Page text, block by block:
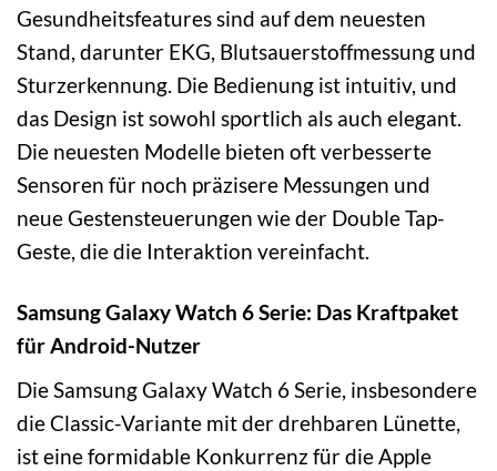
Gesundheitsfeatures sind auf dem neuesten
Stand, darunter EKG, Blutsauerstoffmessung und
Sturzerkennung. Die Bedienung ist intuitiv, und
das Design ist sowohl sportlich als auch elegant.
Die neuesten Modelle bieten oft verbesserte
Sensoren für noch präzisere Messungen und
neue Gestensteuerungen wie der Double Tap-
Geste, die die Interaktion vereinfacht.
Samsung Galaxy Watch 6 Serie: Das Kraftpaket
für Android-Nutzer
Die Samsung Galaxy Watch 6 Serie, insbesondere
die Classic-Variante mit der drehbaren Lünette,
ist eine formidable Konkurrenz für die Apple